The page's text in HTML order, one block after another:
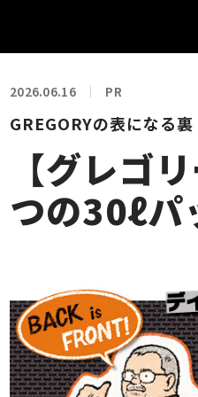
2026.06.16 PR
GREGORYの表になる
【グレゴ
つの30ℓパ